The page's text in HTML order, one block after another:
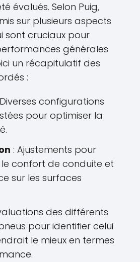
évalués. Selon Puig,
sur plusieurs aspects
sont cruciaux pour
générales
un récapitulatif des
:
configurations
pour optimiser la
: Ajustements pour
confort de conduite et
sur les surfaces
des différents
pour identifier celui
le mieux en termes